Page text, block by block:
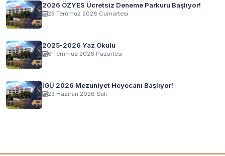
2026 ÖZYES Ücretsiz Deneme Parkuru Başlıyor!
25 Temmuz 2026 Cumartesi
2025-2026 Yaz Okulu
6 Temmuz 2026 Pazartesi
İGÜ 2026 Mezuniyet Heyecanı Başlıyor!
23 Haziran 2026 Salı